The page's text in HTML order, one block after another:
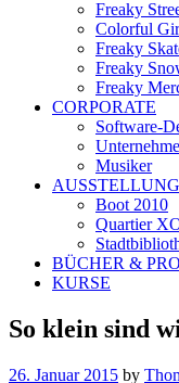
Freaky
Colorful
Freaky
Freaky
Freaky
CORPORATE
Software-
Musiker
Boot 2010
Quartier
BÜCHER &
KURSE
So klein sind
26. Januar 2015 by